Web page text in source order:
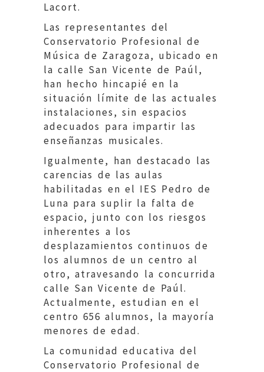
Lacort.
Las representantes del
Conservatorio Profesional de
Música de Zaragoza, ubicado en
la calle San Vicente de Paúl,
han hecho hincapié en la
situación límite de las actuales
instalaciones, sin espacios
adecuados para impartir las
enseñanzas musicales.
Igualmente, han destacado las
carencias de las aulas
habilitadas en el IES Pedro de
Luna para suplir la falta de
espacio, junto con los riesgos
inherentes a los
desplazamientos continuos de
los alumnos de un centro al
otro, atravesando la concurrida
calle San Vicente de Paúl.
Actualmente, estudian en el
centro 656 alumnos, la mayoría
menores de edad.
La comunidad educativa del
Conservatorio Profesional de